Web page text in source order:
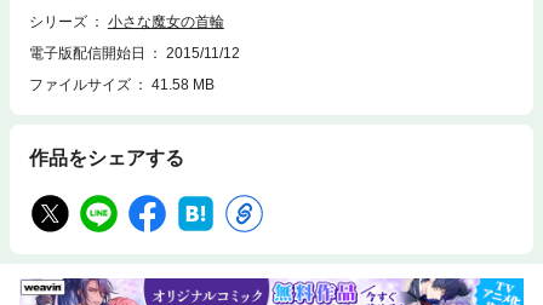
シリーズ
小さな魔女の首輪
電子版配信開始日
2015/11/12
ファイルサイズ
41.58 MB
作品をシェアする